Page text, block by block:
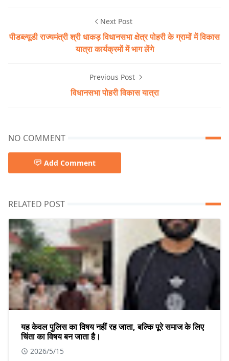
Next Post
पीडब्ल्यूडी राज्यमंत्री श्री धाकड़ विधानसभा क्षेत्र पोहरी के ग्रामों में विकास
यात्रा कार्यक्रमों में भाग लेंगे
Previous Post
विधानसभा पोहरी विकास यात्रा
NO COMMENT
Add Comment
RELATED POST
यह केवल पुलिस का विषय नहीं रह जाता, बल्कि पूरे समाज के लिए
चिंता का विषय बन जाता है।
2026/5/15